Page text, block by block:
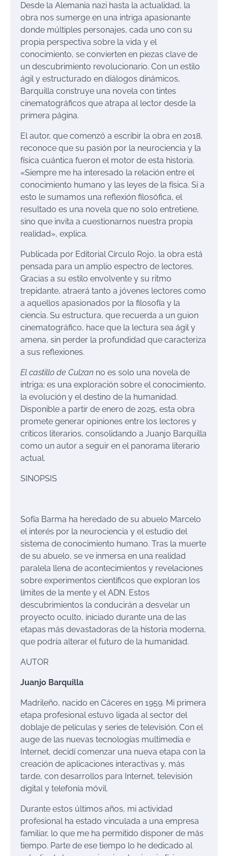
Desde la Alemania nazi hasta la actualidad, la
obra nos sumerge en una intriga apasionante
donde múltiples personajes, cada uno con su
propia perspectiva sobre la vida y el
conocimiento, se convierten en piezas clave de
un descubrimiento revolucionario. Con un estilo
ágil y estructurado en diálogos dinámicos,
Barquilla construye una novela con tintes
cinematográficos que atrapa al lector desde la
primera página.
El autor, que comenzó a escribir la obra en 2018,
reconoce que su pasión por la neurociencia y la
física cuántica fueron el motor de esta historia.
«Siempre me ha interesado la relación entre el
conocimiento humano y las leyes de la física. Si a
esto le sumamos una reflexión filosófica, el
resultado es una novela que no solo entretiene,
sino que invita a cuestionarnos nuestra propia
realidad», explica.
Publicada por Editorial Círculo Rojo, la obra está
pensada para un amplio espectro de lectores.
Gracias a su estilo envolvente y su ritmo
trepidante, atraerá tanto a jóvenes lectores como
a aquellos apasionados por la filosofía y la
ciencia. Su estructura, que recuerda a un guion
cinematográfico, hace que la lectura sea ágil y
amena, sin perder la profundidad que caracteriza
a sus reflexiones.
El castillo de Culzan no es solo una novela de
intriga; es una exploración sobre el conocimiento,
la evolución y el destino de la humanidad.
Disponible a partir de enero de 2025, esta obra
promete generar opiniones entre los lectores y
críticos literarios, consolidando a Juanjo Barquilla
como un autor a seguir en el panorama literario
actual.
SINOPSIS
Sofía Barma ha heredado de su abuelo Marcelo
el interés por la neurociencia y el estudio del
sistema de conocimiento humano. Tras la muerte
de su abuelo, se ve inmersa en una realidad
paralela llena de acontecimientos y revelaciones
sobre experimentos científicos que exploran los
límites de la mente y el ADN. Estos
descubrimientos la conducirán a desvelar un
proyecto oculto, iniciado durante una de las
etapas más devastadoras de la historia moderna,
que podría alterar el futuro de la humanidad.
AUTOR
Juanjo Barquilla
Madrileño, nacido en Cáceres en 1959. Mi primera
etapa profesional estuvo ligada al sector del
doblaje de películas y series de televisión. Con el
auge de las nuevas tecnologías multimedia e
Internet, decidí comenzar una nueva etapa con la
creación de aplicaciones interactivas y, más
tarde, con desarrollos para Internet, televisión
digital y telefonía móvil.
Durante estos últimos años, mi actividad
profesional ha estado vinculada a una empresa
familiar, lo que me ha permitido disponer de más
tiempo. Parte de ese tiempo lo he dedicado al